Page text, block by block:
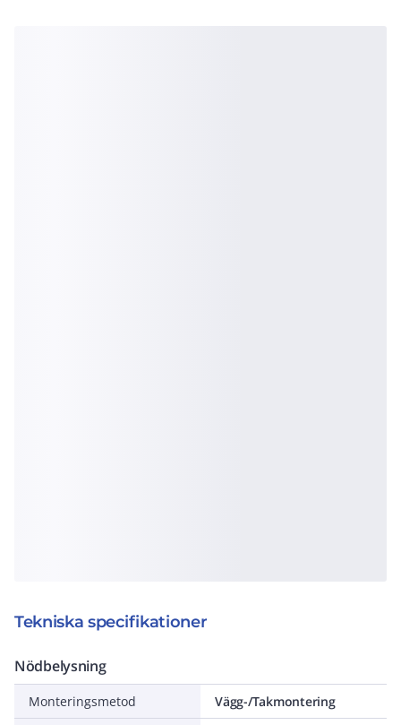
Tekniska specifikationer
Nödbelysning
Monteringsmetod
Vägg-/Takmontering